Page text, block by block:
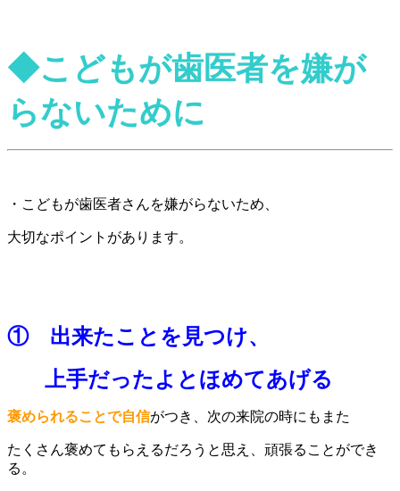
◆こどもが歯医者を嫌が
らないために
・こどもが歯医者さんを嫌がらないため、
大切なポイントがあります。
① 出来たことを見つけ、
上手だったよとほめてあげる
褒められることで自信がつき、次の来院の時にもまた
たくさん褒めてもらえるだろうと思え、頑張ることができ
る。